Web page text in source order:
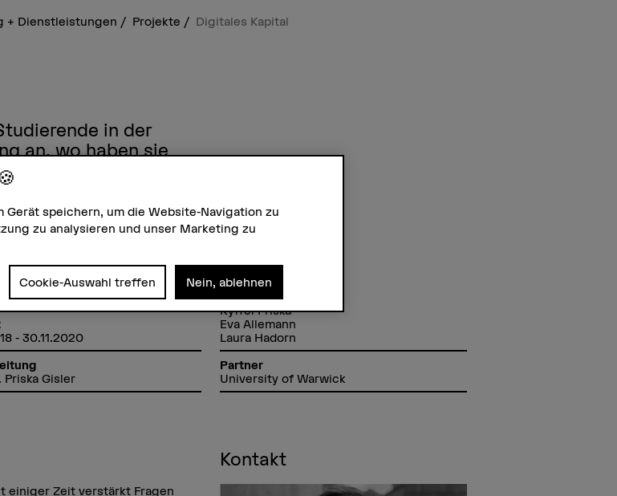
+ Dienstleistungen Projekte Digitales Kapital
in der
an, wo haben sie
Vor allem aber:
- 30.11.2020
Priska Gisler
Projektmitarbeitende
Anna Maria Hipp
Ryffel Priska
Eva Allemann
Laura Hadorn
Partner
University of Warwick
einiger Zeit verstärkt Fragen
Kontakt
Gerät speichern, um die Website-Navigation zu
zu analysieren und unser Marketing zu
Cookie-Auswahl treffen Nein, ablehnen